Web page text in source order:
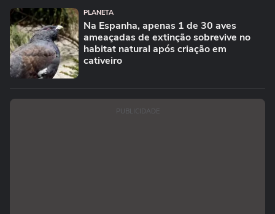
PLANETA
Na Espanha, apenas 1 de 30 aves
ameaçadas de extinção sobrevive no
habitat natural após criação em
cativeiro
PUBLICIDADE